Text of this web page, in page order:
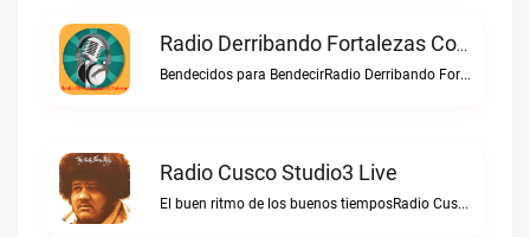
Radio Derribando Fortalezas Con Cristo Live
Bendecidos para BendecirRadio Derribando Fortalezas con Cristo live
Radio Cusco Studio3 Live
El buen ritmo de los buenos tiemposRadio Cusco Studio3 live